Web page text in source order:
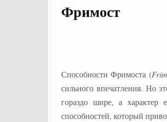
Фримост
Способности Фримоста (
сильного впечатления. Но
гораздо шире, а характер
способностей, который